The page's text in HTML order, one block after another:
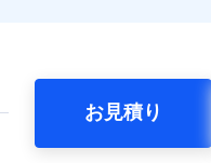
お見積り